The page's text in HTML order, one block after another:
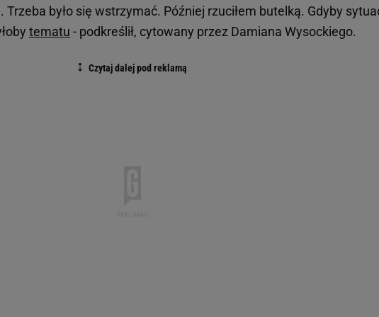
Trzeba było się wstrzymać. Później rzuciłem butelką. Gdyby
tematu - podkreślił, cytowany przez Damiana Wysockiego.